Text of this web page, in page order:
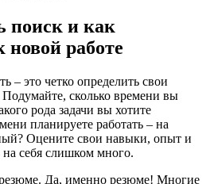
поиск и как
новой работе
– это четко определить свои
сколько времени вы
рода задачи вы хотите
планируете работать – на
Оцените свои навыки, опыт и
на себя слишком много.
резюме. Да, именно резюме! Многие